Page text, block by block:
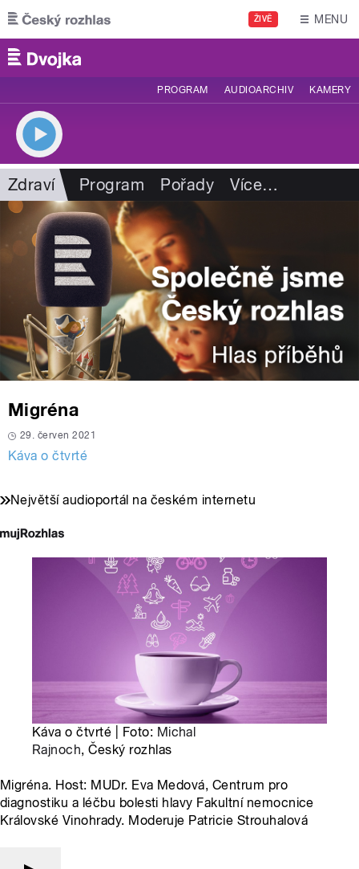
Přejít k hlavnímu obsahu
ŽIVĚ MENU
PROGRAM AUDIOARCHIV KAMERY
Zdraví Program Pořady Více…
Migréna
29. červen 2021
Káva o čtvrté
Největší audioportál na českém internetu
Káva o čtvrté | Foto: Michal
Rajnoch, Český rozhlas
Migréna. Host: MUDr. Eva Medová, Centrum pro
diagnostiku a léčbu bolesti hlavy Fakultní nemocnice
Královské Vinohrady. Moderuje Patricie Strouhalová